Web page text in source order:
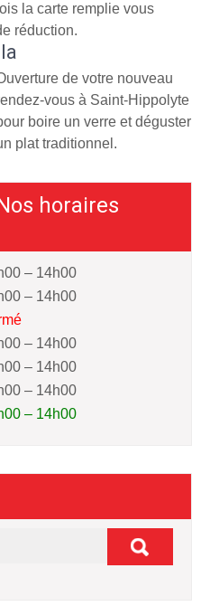
la carte remplie vous
réduction.
de votre nouveau
vous à Saint-Hippolyte
boire un verre et déguster
plat traditionnel.
horaires
– 14h00
– 14h00
– 14h00
– 14h00
– 14h00
– 14h00